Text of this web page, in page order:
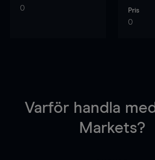
0 Pris
0
Varför handla
Markets?